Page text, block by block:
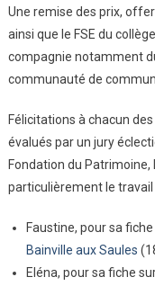
Une remise des prix,
ainsi que le FSE du
compagnie notamment
communauté de
Félicitations à chacun
évalués par un jury
Fondation du Patrimoine,
particulièrement le travail
Faustine, pour sa
Bainville aux Saules
Eléna, pour sa fiche